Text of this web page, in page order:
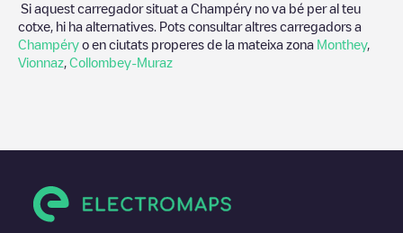
Si aquest carregador situat a Champéry no va bé per al teu
cotxe, hi ha alternatives. Pots consultar altres carregadors a
Champéry o en ciutats properes de la mateixa zona Monthey,
Vionnaz Collombey-Muraz